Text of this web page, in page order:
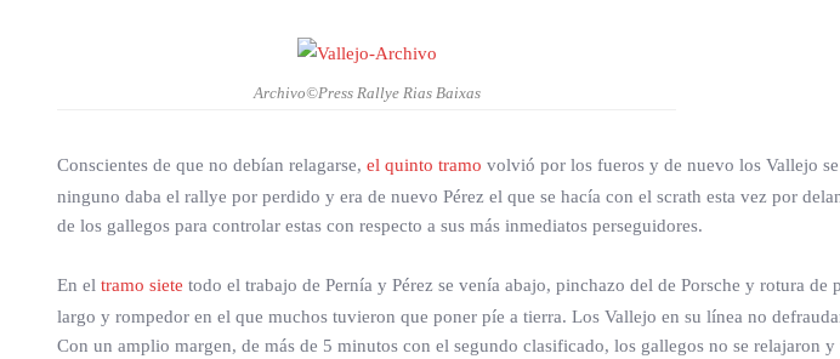
Archivo©Press Rallye Rias Baixas
Conscientes de que no debían relagarse, el quinto tramo volvió por los fueros y de nuevo los Vallejo
ninguno daba el rallye por perdido y era de nuevo Pérez el que se hacía con el scrath esta vez por
de los gallegos para controlar estas con respecto a sus más inmediatos perseguidores.
En el tramo siete todo el trabajo de Pernía y Pérez se venía abajo, pinchazo del de Porsche y rotura
largo y rompedor en el que muchos tuvieron que poner píe a tierra. Los Vallejo en su línea no
Con un amplio margen, de más de 5 minutos con el segundo clasificado, los gallegos no se relajaron